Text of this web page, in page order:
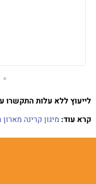
לייעוץ ללא עלות התקשרו
קרא עוד: מיגון קרינה